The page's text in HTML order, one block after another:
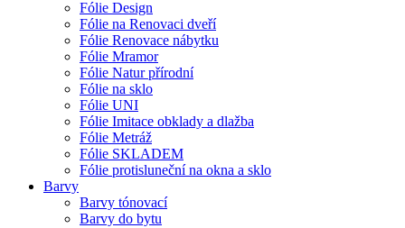
Fólie Design
Fólie na Renovaci dveří
Fólie Renovace nábytku
Fólie Mramor
Fólie Natur přírodní
Fólie na sklo
Fólie UNI
Fólie Imitace obklady a dlažba
Fólie Metráž
Fólie SKLADEM
Fólie protisluneční na okna a sklo
Barvy
Barvy tónovací
Barvy do bytu